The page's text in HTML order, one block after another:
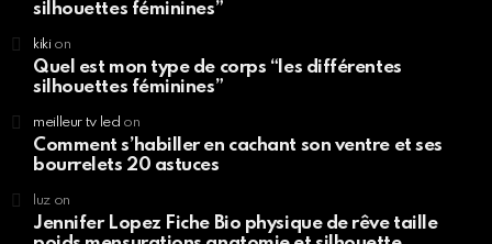
silhouettes féminines”
kikion
Quel est mon type de corps “les différentes
silhouettes féminines”
meilleur tv led on
Comment s’habiller en cachant son ventre et ses
bourrelets 20 astuces
luzon
Jennifer Lopez Fiche Bio physique de rêve taille